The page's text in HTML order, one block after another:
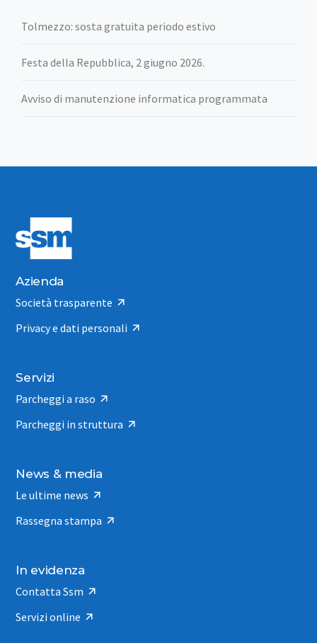
Tolmezzo: sosta gratuita periodo estivo
Festa della Repubblica, 2 giugno 2026.
Avviso di manutenzione informatica programmata
Azienda
Società trasparente
Privacy e dati personali
Servizi
Parcheggi a raso
Parcheggi in struttura
News & media
Le ultime news
Rassegna stampa
In evidenza
Contatta Ssm
Servizi online